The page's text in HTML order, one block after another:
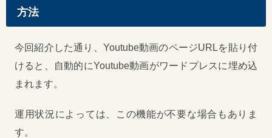
方法
今回紹介した通り、Youtube動画のページURLを貼り付
けると、自動的にYoutube動画がワードプレスに埋め込
まれます。
運用状況によっては、この機能が不要な場合もありま
す。